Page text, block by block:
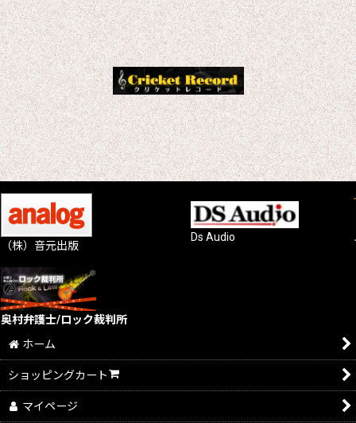
（株）音元出版
Ds Audio
奥村弁護士/ロック裁判所
ホーム
ショッピングカート
マイページ